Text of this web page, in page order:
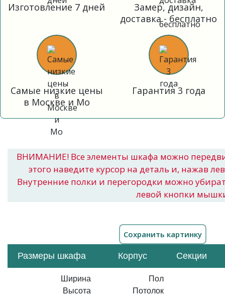
Изготовление 7 дней
Замер, дизайн,
доставка - бесплатно
Самые низкие цены
в Москве и Мо
Гарантия 3 года
ВНИМАНИЕ! Все элементы шкафа можно
этого наведите курсор на деталь и, нажав
Внутренние полки и перегородки можно
левой кнопки
Размеры шкафа Корпус Секции
Ширина
Высота
Пол
Потолок